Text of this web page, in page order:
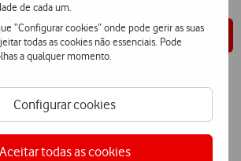
de cada um.
“Configurar cookies” onde pode gerir as suas
todas as cookies não essenciais. Pode
a qualquer momento.
Configurar cookies
Aceitar todas as cookies
Saber mais
a Transição Verde da Indústria dos Plásticos